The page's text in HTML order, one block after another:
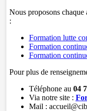
Nous proposons
:
Formation lutte
Formation
Formation
Pour plus de
Téléphone au 04
Via notre site :
Mail :